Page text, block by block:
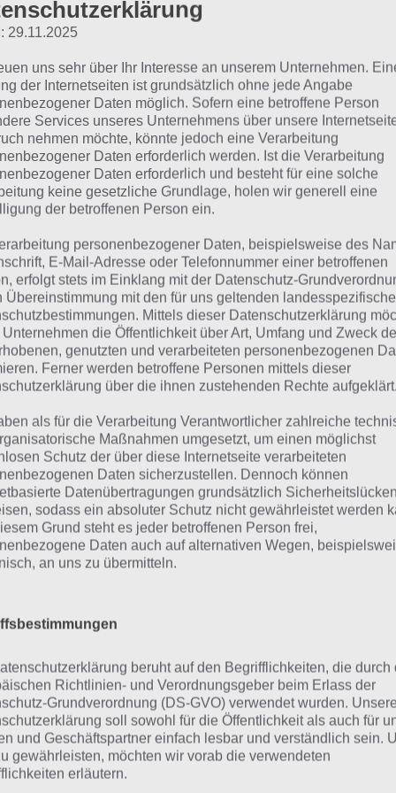
Schaue inunsere Komplettlösung
schnell die Antworten und
über 100 Level finden!
Reihenfolge der Level in 94% bei jedem Spieler
die 94% Lösung zum “Bild: Mischpult”.
Mischpult: Lösung für
findest du alle richtigen Antworten zum Bild:
ist dabei nach den Prozent-Werten sortiert. Hier
Aufgaben und Rätsel im
im gleichen Level wie “Bild: Mischpult” befinden
auf etwas schlägt” und “Eine Bohnensorte“. Klicke
94% Lösung zu gelangen.
29.11.2025
uns sehr über Ihr Interesse an unserem Unternehmen.
der Internetseiten ist grundsätzlich ohne jede Angabe
Daten möglich. Sofern eine betroffene Person
Services unseres Unternehmens über unsere
nehmen möchte, könnte jedoch eine Verarbeitung
Daten erforderlich werden. Ist die Verarbeitung
Daten erforderlich und besteht für eine solche
keine gesetzliche Grundlage, holen wir generell eine
der betroffenen Person ein.
personenbezogener Daten, beispielsweise des
E-Mail-Adresse oder Telefonnummer einer betroffenen
erfolgt stets im Einklang mit der Datenschutz-
Übereinstimmung mit den für uns geltenden
Mittels dieser Datenschutzerklärung
Unternehmen die Öffentlichkeit über Art, Umfang und Zweck
genutzten und verarbeiteten personenbezogenen
Ferner werden betroffene Personen mittels dieser
über die ihnen zustehenden Rechte aufgeklärt.
als für die Verarbeitung Verantwortlicher zahlreiche
Maßnahmen umgesetzt, um einen möglichst
Schutz der über diese Internetseite verarbeiteten
Daten sicherzustellen. Dennoch können
Datenübertragungen grundsätzlich Sicherheitslücken
sodass ein absoluter Schutz nicht gewährleistet werden
Grund steht es jeder betroffenen Person frei,
Daten auch auf alternativen Wegen,
an uns zu übermitteln.
beruht auf den Begrifflichkeiten, die durch
Richtlinien- und Verordnungsgeber beim Erlass der
Grundverordnung (DS-GVO) verwendet wurden. Unsere
soll sowohl für die Öffentlichkeit als auch für
und Geschäftspartner einfach lesbar und verständlich sein.
gewährleisten, möchten wir vorab die verwendeten
erläutern.